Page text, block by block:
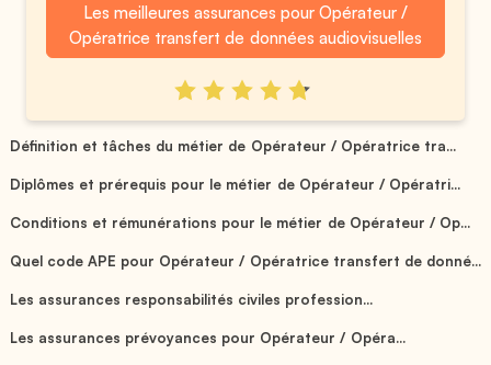
Les meilleures assurances pour Opérateur /
Opératrice transfert de données audiovisuelles
Définition et tâches du métier de Opérateur / Opératrice tra...
Diplômes et prérequis pour le métier de Opérateur / Opératri...
Conditions et rémunérations pour le métier de Opérateur / Op...
Quel code APE pour Opérateur / Opératrice transfert de donné...
Les assurances responsabilités civiles profession...
Les assurances prévoyances pour Opérateur / Opéra...